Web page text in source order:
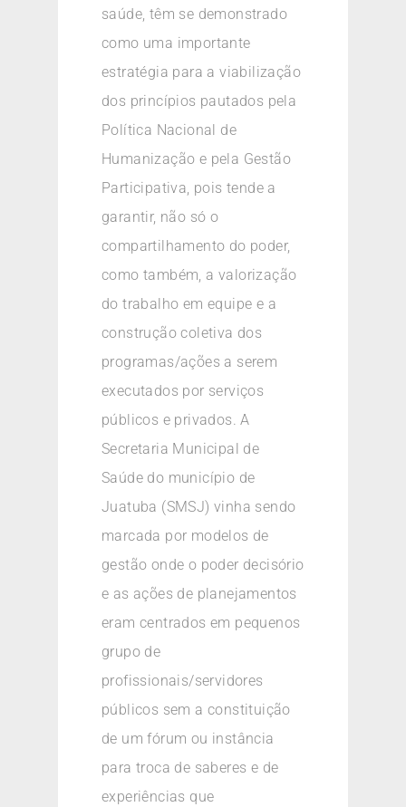
saúde, têm se demonstrado
como uma importante
estratégia para a viabilização
dos princípios pautados pela
Política Nacional de
Humanização e pela Gestão
Participativa, pois tende a
garantir, não só o
compartilhamento do poder,
como também, a valorização
do trabalho em equipe e a
construção coletiva dos
programas/ações a serem
executados por serviços
públicos e privados. A
Secretaria Municipal de
Saúde do município de
Juatuba (SMSJ) vinha sendo
marcada por modelos de
gestão onde o poder decisório
e as ações de planejamentos
eram centrados em pequenos
grupo de
profissionais/servidores
públicos sem a constituição
de um fórum ou instância
para troca de saberes e de
experiências que